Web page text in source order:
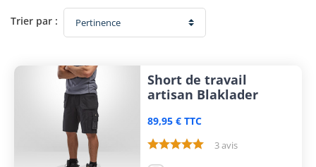
Trier par :
Short de travail
artisan Blaklader
89,95 € TTC
3 avis